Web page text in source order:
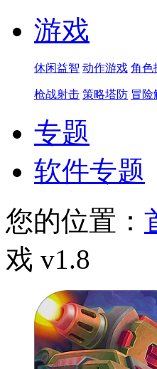
游戏
休闲益智 动作游戏 角色
枪战射击 策略塔防 冒险
专题
软件专题
您的位置：
戏 v1.8